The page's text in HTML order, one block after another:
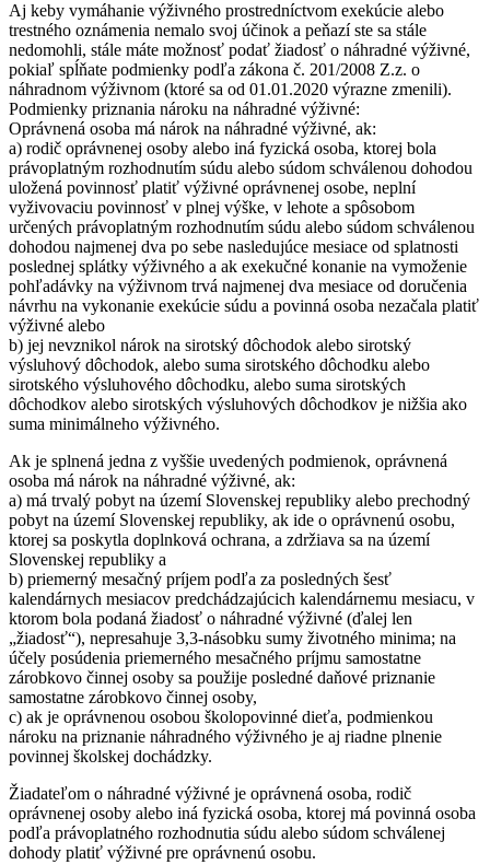
Aj keby vymáhanie výživného prostredníctvom exekúcie alebo
trestného oznámenia nemalo svoj účinok a peňazí ste sa stále
nedomohli, stále máte možnosť podať žiadosť o náhradné výživné,
pokiaľ spĺňate podmienky podľa zákona č. 201/2008 Z.z. o
náhradnom výživnom (ktoré sa od 01.01.2020 výrazne zmenili).
Podmienky priznania nároku na náhradné výživné:
Oprávnená osoba má nárok na náhradné výživné, ak:
a) rodič oprávnenej osoby alebo iná fyzická osoba, ktorej bola
právoplatným rozhodnutím súdu alebo súdom schválenou dohodou
uložená povinnosť platiť výživné oprávnenej osobe, neplní
vyživovaciu povinnosť v plnej výške, v lehote a spôsobom
určených právoplatným rozhodnutím súdu alebo súdom schválenou
dohodou najmenej dva po sebe nasledujúce mesiace od splatnosti
poslednej splátky výživného a ak exekučné konanie na vymoženie
pohľadávky na výživnom trvá najmenej dva mesiace od doručenia
návrhu na vykonanie exekúcie súdu a povinná osoba nezačala platiť
výživné alebo
b) jej nevznikol nárok na sirotský dôchodok alebo sirotský
výsluhový dôchodok, alebo suma sirotského dôchodku alebo
sirotského výsluhového dôchodku, alebo suma sirotských
dôchodkov alebo sirotských výsluhových dôchodkov je nižšia ako
suma minimálneho výživného.
Ak je splnená jedna z vyššie uvedených podmienok, oprávnená
osoba má nárok na náhradné výživné, ak:
a) má trvalý pobyt na území Slovenskej republiky alebo prechodný
pobyt na území Slovenskej republiky, ak ide o oprávnenú osobu,
ktorej sa poskytla doplnková ochrana, a zdržiava sa na území
Slovenskej republiky a
b) priemerný mesačný príjem podľa za posledných šesť
kalendárnych mesiacov predchádzajúcich kalendárnemu mesiacu, v
ktorom bola podaná žiadosť o náhradné výživné (ďalej len
„žiadosť“), nepresahuje 3,3-násobku sumy životného minima; na
účely posúdenia priemerného mesačného príjmu samostatne
zárobkovo činnej osoby sa použije posledné daňové priznanie
samostatne zárobkovo činnej osoby,
c) ak je oprávnenou osobou školopovinné dieťa, podmienkou
nároku na priznanie náhradného výživného je aj riadne plnenie
povinnej školskej dochádzky.
Žiadateľom o náhradné výživné je oprávnená osoba, rodič
oprávnenej osoby alebo iná fyzická osoba, ktorej má povinná osoba
podľa právoplatného rozhodnutia súdu alebo súdom schválenej
dohody platiť výživné pre oprávnenú osobu.